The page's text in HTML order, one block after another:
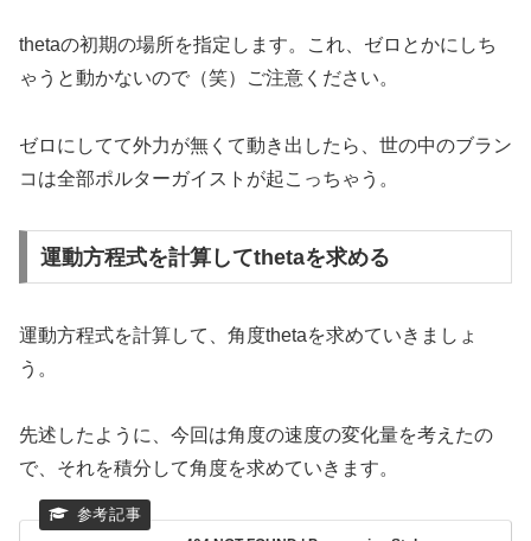
thetaの初期の場所を指定します。これ、ゼロとかにしち
ゃうと動かないので（笑）ご注意ください。
ゼロにしてて外力が無くて動き出したら、世の中のブラン
コは全部ポルターガイストが起こっちゃう。
運動方程式を計算してthetaを求める
運動方程式を計算して、角度thetaを求めていきましょ
う。
先述したように、今回は角度の速度の変化量を考えたの
で、それを積分して角度を求めていきます。